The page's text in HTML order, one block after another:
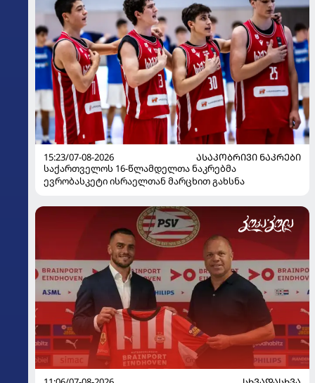
15:23/07-08-2026
ᲐᲡᲐᲙᲝᲑᲠᲘᲕᲘ ᲜᲐᲙᲠᲔᲑᲘ
საქართველოს 16-წლამდელთა ნაკრებმა
ევრობასკეტი ისრაელთან მარცხით გახსნა